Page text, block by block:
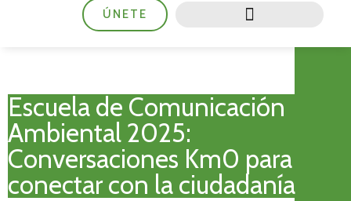
ÚNETE
Escuela de Comunicación
Ambiental 2025:
Conversaciones Km0 para
conectar con la ciudadanía